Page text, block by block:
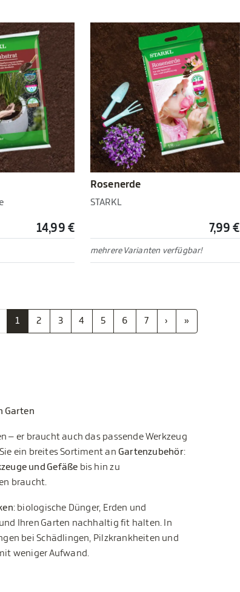
14,99 €
Rosenerde
STARKL
7,99 €
mehrere Varianten verfügbar!
1 2 3 4 5 6 7 › »
Garten
– er braucht auch das passende Werkzeug
ein breites Sortiment an Gartenzubehör:
und Gefäße bis hin zu
braucht.
: biologische Dünger, Erden und
Ihren Garten nachhaltig fit halten. In
bei Schädlingen, Pilzkrankheiten und
weniger Aufwand.